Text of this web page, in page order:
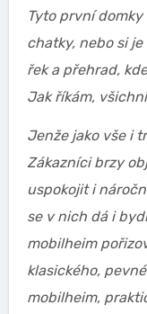
Tyto první
chatky, nebo si
řek a přehrad,
Jak říkám,
Jenže jako vše i
Zákazníci brzy
uspokojit i
se v nich dá i
mobilheim
klasického,
mobilheim,